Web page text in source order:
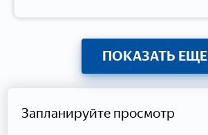
ПОКАЗАТЬ ЕЩЕ
Запланируйте просмотр